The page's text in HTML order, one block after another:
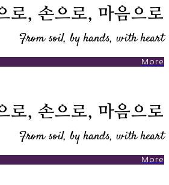
로, 손으로, 마음으로
From soil, by hands, with heart
More
로, 손으로, 마음으로
From soil, by hands, with heart
More